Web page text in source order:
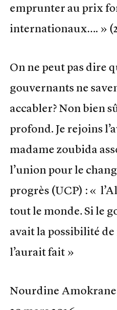
emprunter au prix
internationaux…. »
On ne peut pas dire
gouvernants ne
accabler? Non bien
profond. Je rejoins
madame zoubida
l’union pour le
progrès (UCP) : «
tout le monde. Si le
avait la possibilité
l’aurait fait »
Nourdine Amokrane